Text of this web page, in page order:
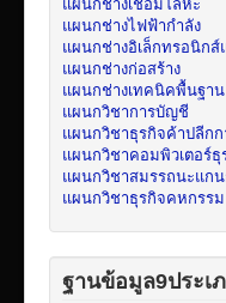
แผนกช่างไฟฟ้ากำลัง
แผนกช่างอิเล็กทรอนิก
แผนกช่างก่อสร้าง
แผนกช่างเทคนิคพื้นฐาน
แผนกวิชาการบัญชี
แผนกวิชาธุรกิจค้าปลีก
แผนกวิชาคอมพิวเตอร์ธุ
แผนกวิชาสมรรถนะแก
แผนกวิชาธุรกิจคหกรรม
ฐานข้อมูล9ประเ